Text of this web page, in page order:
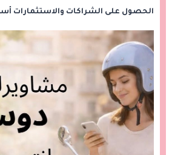
الحصول على الشراكات والاستثمارات